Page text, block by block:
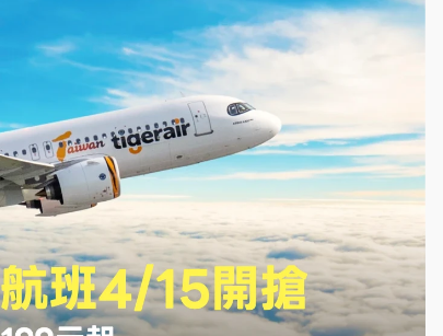
周六起展出延長至晚上7時
押庭
降雨熱區曝